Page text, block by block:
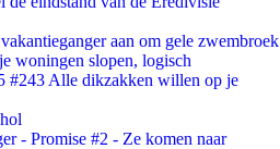
aan om gele zwembroek
woningen slopen, logisch
#243 Alle dikzakken willen op je
- Promise #2 - Ze komen naar